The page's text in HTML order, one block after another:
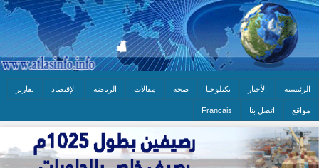
الرئيسية الأخبار تكنلوجيا صحة مقالات الرياضة الإقتصاد تقارير
مواقع اتصل بنا Francais